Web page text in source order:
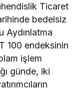
Ticaret
bedelsiz
Aydınlatma
100 endeksinin
işlem
günde, iki